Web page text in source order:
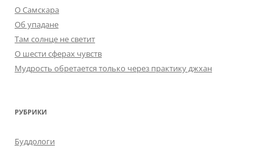
О Самскара
Об упадане
Там солнце не светит
О шести сферах чувств
Мудрость обретается только через практику джхан
РУБРИКИ
Буддологи